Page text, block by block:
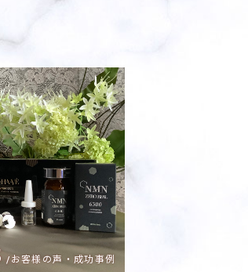
/お客様の声・成功事例